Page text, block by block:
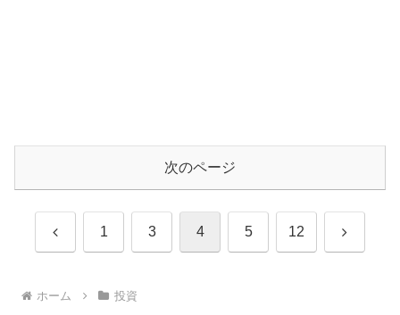
次のページ
前 1 3 4 5 12 次
ホーム 投資